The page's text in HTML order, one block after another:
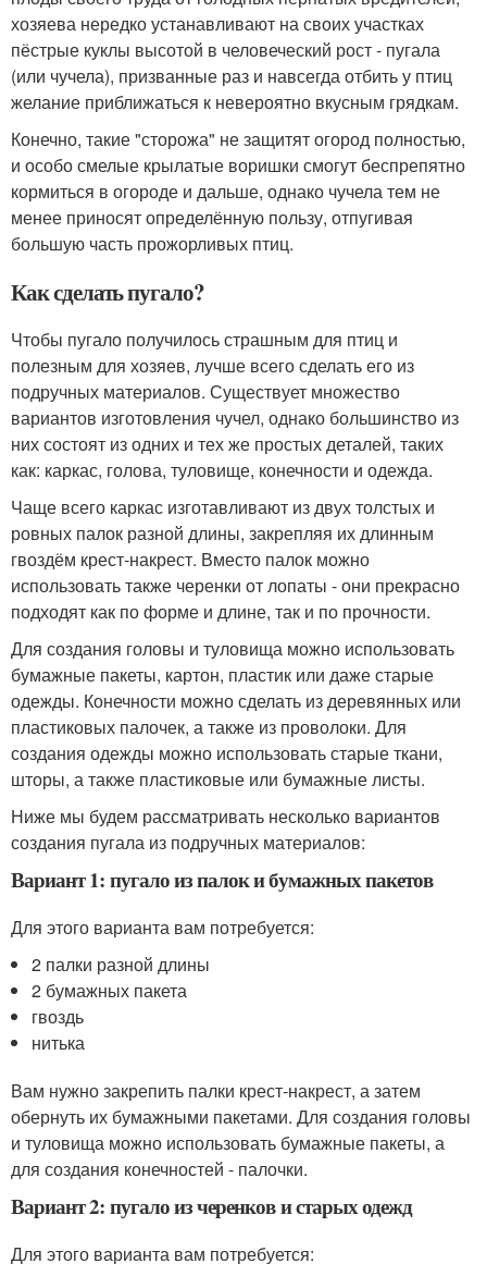
хозяева нередко устанавливают на своих участках
пёстрые куклы высотой в человеческий рост - пугала
(или чучела), призванные раз и навсегда отбить у птиц
желание приближаться к невероятно вкусным грядкам.
Конечно, такие "сторожа" не защитят огород полностью,
и особо смелые крылатые воришки смогут беспрепятно
кормиться в огороде и дальше, однако чучела тем не
менее приносят определённую пользу, отпугивая
большую часть прожорливых птиц.
Как сделать пугало?
Чтобы пугало получилось страшным для птиц и
полезным для хозяев, лучше всего сделать его из
подручных материалов. Существует множество
вариантов изготовления чучел, однако большинство из
них состоят из одних и тех же простых деталей, таких
как: каркас, голова, туловище, конечности и одежда.
Чаще всего каркас изготавливают из двух толстых и
ровных палок разной длины, закрепляя их длинным
гвоздём крест-накрест. Вместо палок можно
использовать также черенки от лопаты - они прекрасно
подходят как по форме и длине, так и по прочности.
Для создания головы и туловища можно использовать
бумажные пакеты, картон, пластик или даже старые
одежды. Конечности можно сделать из деревянных или
пластиковых палочек, а также из проволоки. Для
создания одежды можно использовать старые ткани,
шторы, а также пластиковые или бумажные листы.
Ниже мы будем рассматривать несколько вариантов
создания пугала из подручных материалов:
Вариант 1: пугало из палок и бумажных пакетов
Для этого варианта вам потребуется:
2 палки разной длины
2 бумажных пакета
гвоздь
нитька
Вам нужно закрепить палки крест-накрест, а затем
обернуть их бумажными пакетами. Для создания головы
и туловища можно использовать бумажные пакеты, а
для создания конечностей - палочки.
Вариант 2: пугало из черенков и старых одежд
Для этого варианта вам потребуется: